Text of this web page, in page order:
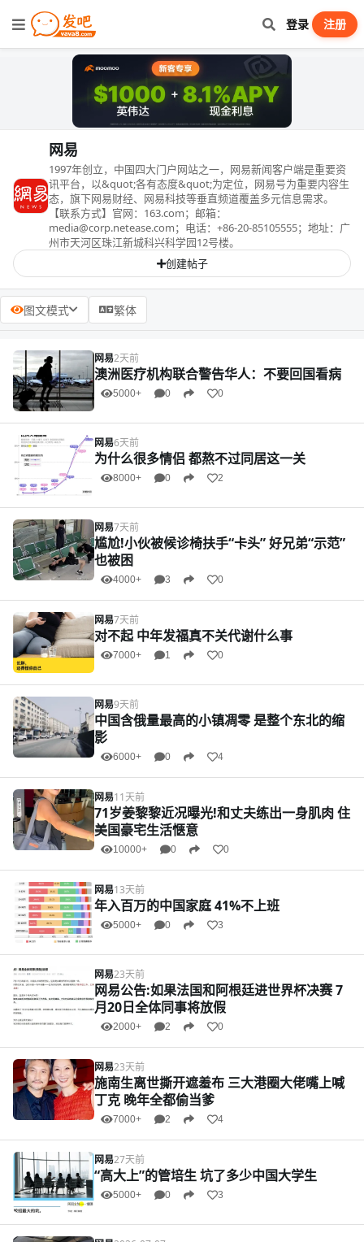
登录 注册
网易
1997年创立，中国四大门户网站之一，网易新闻客户端是重要资
讯平台，以&quot;各有态度&quot;为定位，网易号为重要内容生
态，旗下网易财经、网易科技等垂直频道覆盖多元信息需求。
【联系方式】官网：163.com；邮箱：
media@corp.netease.com；电话：+86-20-85105555；地址：广
州市天河区珠江新城科兴科学园12号楼。
创建帖子
图文模式 繁体
网易2天前
澳洲医疗机构联合警告华人：不要回国看病
5000+ 0 0
网易6天前
为什么很多情侣 都熬不过同居这一关
8000+ 0 2
网易7天前
尴尬!小伙被候诊椅扶手“卡头” 好兄弟“示范”
也被困
4000+ 3 0
网易7天前
对不起 中年发福真不关代谢什么事
7000+ 1 0
网易9天前
中国含俄量最高的小镇凋零 是整个东北的缩
影
6000+ 0 4
网易11天前
71岁姜黎黎近况曝光!和丈夫练出一身肌肉 住
美国豪宅生活惬意
10000+ 0 0
网易13天前
年入百万的中国家庭 41%不上班
5000+ 0 3
网易23天前
网易公告:如果法国和阿根廷进世界杯决赛 7
月20日全体同事将放假
2000+ 2 0
网易23天前
施南生离世撕开遮羞布 三大港圈大佬嘴上喊
丁克 晚年全都偷当爹
7000+ 2 4
网易27天前
“高大上”的管培生 坑了多少中国大学生
5000+ 0 3